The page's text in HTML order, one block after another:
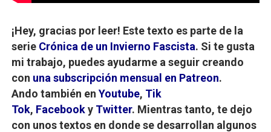
¡Hey, gracias por leer! Este texto es parte de la
serie Crónica de un Invierno Fascista. Si te gusta
mi trabajo, puedes ayudarme a seguir creando
con una subscripción mensual en Patreon.
Ando también en Youtube, Tik
Tok, Facebooky Twitter. Mientras tanto, te dejo
con unos textos en donde se desarrollan algunos